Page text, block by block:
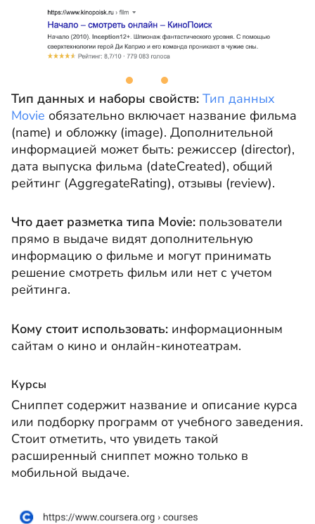
Тип данных и наборы свойств: Тип данных
Movie обязательно включает название фильма
(name) и обложку (image). Дополнительной
информацией может быть: режиссер (director),
дата выпуска фильма (dateCreated), общий
рейтинг (AggregateRating), отзывы (review).
Что дает разметка типа Movie: пользователи
прямо в выдаче видят дополнительную
информацию о фильме и могут принимать
решение смотреть фильм или нет с учетом
рейтинга.
Кому стоит использовать: информационным
сайтам о кино и онлайн-кинотеатрам.
Курсы
Сниппет содержит название и описание курса
или подборку программ от учебного заведения.
Стоит отметить, что увидеть такой
расширенный сниппет можно только в
мобильной выдаче.